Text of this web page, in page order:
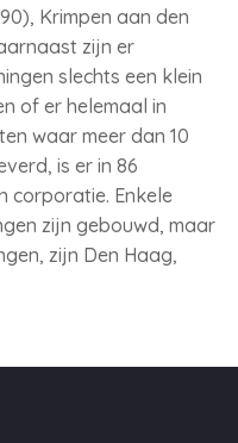
Krimpen aan den
zijn er
slechts een klein
of er helemaal in
waar meer dan 10
is er in 86
corporatie. Enkele
zijn gebouwd, maar
zijn Den Haag,